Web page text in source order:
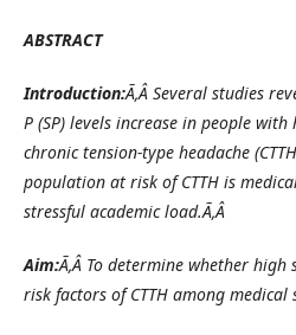
ABSTRACT
Introduction:Ã‚Â Several studies
P (SP) levels increase in people
chronic tension-type headache
population at risk of CTTH is
stressful academic load.Ã‚Â
Aim:Ã‚Â To determine whether high
risk factors of CTTH among medical